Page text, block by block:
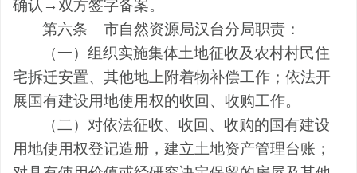
确认→双方签字备案。
第六条
市自然资源局汉台分局职责：
（一）组织实施集体土地征收及农村村民住
宅拆迁安置、其他地上附着物补偿工作；依法开
展国有建设用地使用权的收回、收购工作。
（二）对依法征收、收回、收购的国有建设
用地使用权登记造册，建立土地资产管理台账；